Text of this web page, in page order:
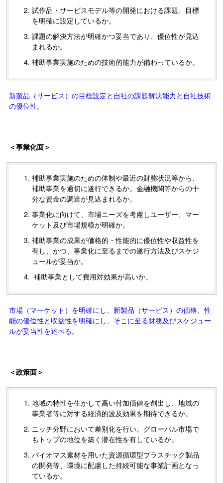
試作品・サービスモデル等の開発における課題、目標
を明確に設定しているか。
課題の解決方法が明確かつ妥当であり、優位性が見込
まれるか。
補助事業実施のための技術的能力が備わっているか。
新製品（サービス）の目標設定と自社の課題解決能力と自社技術
の優位性。
＜事業化面＞
補助事業実施のための体制や最近の財務状況等から、
補助事業を適切に遂行できるか。金融機関等からの十
分な資金の調達が見込まれるか。
事業化に向けて、市場ニーズを考慮しユーザー、マー
ケット及び市場規模が明確か。
補助事業の成果が価格的・性能的に優位性や収益性を
有し、かつ、事業化に至るまでの遂行方法及びスケジ
ュールが妥当か。
補助事業として費用対効果が高いか。
市場（マーケット）を明確にし、新製品（サービス）の価格、性
能の優位性と収益性を明確にし、そこに至る財務及びスケジュー
ルが妥当性を述べる。
＜政策面＞
地域の特性を生かして高い付加価値を創出し、地域の
事業者等に対する経済的波及効果を期待できるか。
ニッチ分野において差別化を行い、グローバル市場で
もトップの地位を築く潜在性を有しているか。
バイオマス素材を用いた資源循環型プラスチック製品
の開発等、環境に配慮した持続可能な事業計画となっ
ているか。